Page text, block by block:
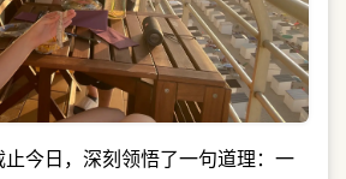
今日，深刻领悟了一句道理：一